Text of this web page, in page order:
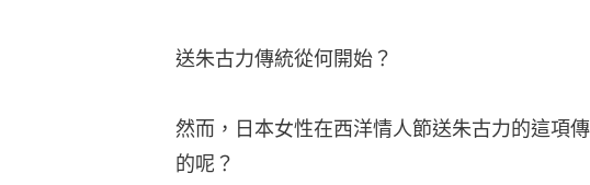
送朱古力傳統從何開始？
然而，日本女性在西洋情人節送朱古力的這項
的呢？